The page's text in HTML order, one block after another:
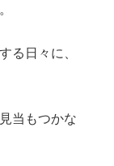
る日々に、
当もつかな